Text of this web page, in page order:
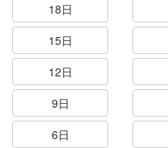
18日
15日
12日
9日
6日